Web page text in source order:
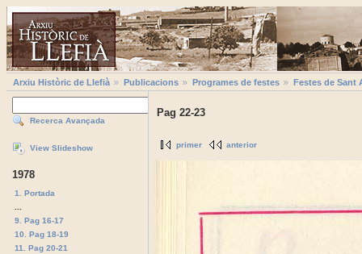
Arxiu Històric de Llefià Publicacions Programes de festes Festes de Sant
Recerca Avançada
View Slideshow
1978
1. Portada
9. Pag 16-17
10. Pag 18-19
11. Pag 20-21
Pag 22-23
primer anterior